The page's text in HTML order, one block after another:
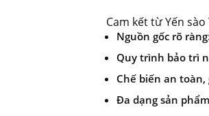
Cam kết từ Yến
Nguồn gốc rõ ràng
Quy trình bảo trì
Chế biến an
Đa dạng sản phẩm